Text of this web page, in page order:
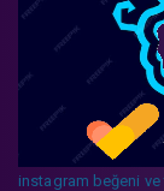
instagram beğeni